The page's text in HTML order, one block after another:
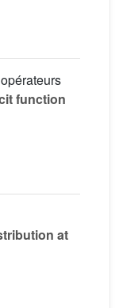
function
at